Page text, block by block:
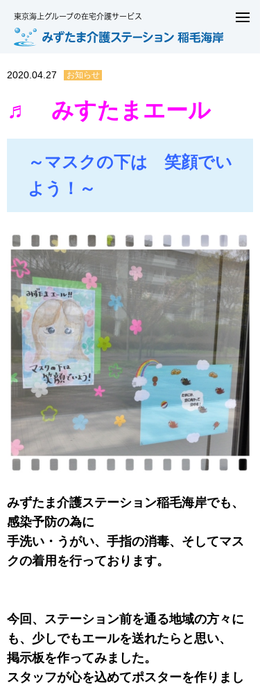
東京海上グループの在宅介護サービス
2020.04.27 お知らせ
♬ みすたまエール
～マスクの下は 笑顔でい
よう！～
みずたま介護ステーション稲毛海岸でも、
感染予防の為に
手洗い・うがい、手指の消毒、そしてマス
クの着用を行っております。
今回、ステーション前を通る地域の方々に
も、少しでもエールを送れたらと思い、
掲示板を作ってみました。
スタッフが心を込めてポスターを作りまし